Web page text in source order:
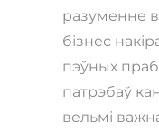
разуменне
бізнес
пэўных
патрэбаў
вельмі